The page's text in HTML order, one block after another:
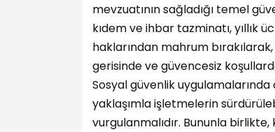
mevzuatının sağladığı temel
kıdem ve ihbar tazminatı, yıllık
haklarından mahrum
gerisinde ve güvencesiz
Sosyal güvenlik
yaklaşımla işletmelerin
vurgulanmalıdır. Bununla birlikte,